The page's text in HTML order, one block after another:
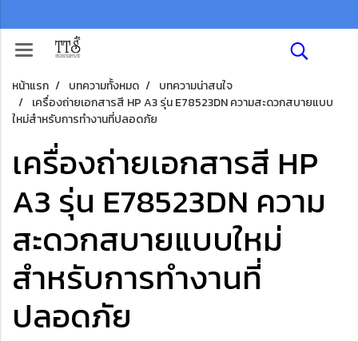
หน้าแรก บทความทั้งหมด
บทความน่าสนใจ
เครื่องถ่ายเอกสารสี HP A3 รุ่น E78523DN ความสะดวกสบายแบบ
ใหม่สำหรับการทำงานที่ปลอดภัย
เครื่องถ่ายเอกสารสี HP
A3 รุ่น E78523DN ความ
สะดวกสบายแบบใหม่
สำหรับการทำงานที่
ปลอดภัย